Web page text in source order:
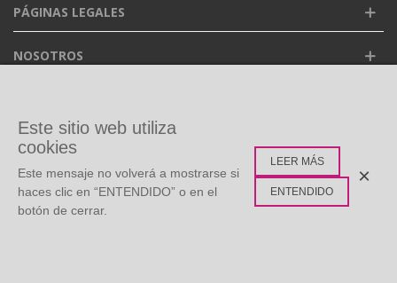
PÁGINAS LEGALES
NOSOTROS
ETIQUETAS POPULARES
Este sitio web utiliza
cookies
Este mensaje no volverá a mostrarse si
haces clic en “ENTENDIDO” o en el
botón de cerrar.
LEER MÁS
ENTENDIDO
×